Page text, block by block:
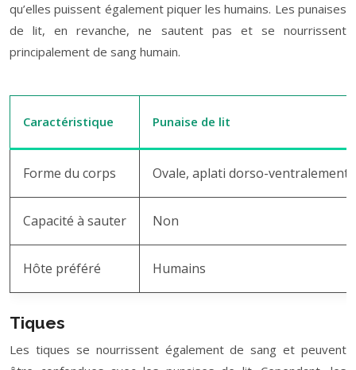
qu’elles puissent également piquer les humains. Les punaises
de lit, en revanche, ne sautent pas et se nourrissent
principalement de sang humain.
Caractéristique Punaise de lit
Forme du corps Ovale, aplati dorso-ventralement
Capacité à sauter Non
Hôte préféré Humains
Tiques
Les tiques se nourrissent également de sang et peuvent